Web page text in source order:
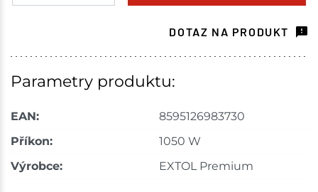
Ceny na prodejnách se mohou lišit od cen na e-
DOTAZ NA PRODUKT
Parametry produktu:
EAN:
8595126983730
Příkon:
1050 W
Výrobce:
EXTOL Premium